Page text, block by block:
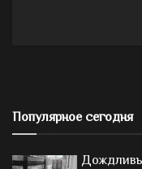
Популярное сегодня